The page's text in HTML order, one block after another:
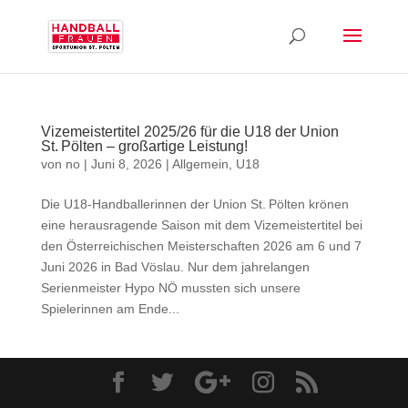
Vizemeistertitel 2025/26 für die U18 der Union
St. Pölten – großartige Leistung!
von no| Juni 8, 2026 | Allgemein U18
Die U18‑Handballerinnen der Union St. Pölten krönen
eine herausragende Saison mit dem Vizemeistertitel bei
den Österreichischen Meisterschaften 2026 am 6 und 7
Juni 2026 in Bad Vöslau. Nur dem jahrelangen
Serienmeister Hypo NÖ mussten sich unsere
Spielerinnen am Ende...